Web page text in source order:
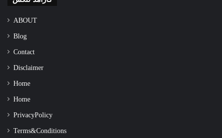
ABOUT
Blog
Contact
Disclaimer
Home
Home
Privacy Policy
Terms & Conditions